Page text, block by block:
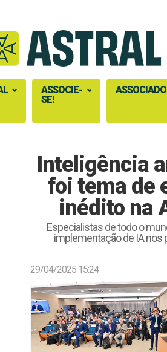
ASSOCIE-
SE!
Inteligência
foi tema de
inédito na
Especialistas de todo o
implementação de IA nos
29/04/2025 15:24